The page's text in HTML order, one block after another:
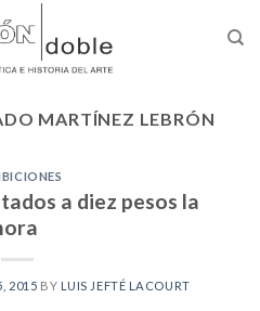
MARTÍNEZ LEBRÓN
a diez pesos la
2015 BY LUIS JEFTÉ LACOURT